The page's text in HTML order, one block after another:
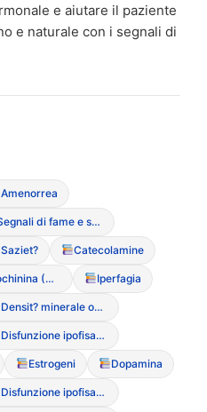
e aiutare il paziente
e naturale con i segnali di
Amenorrea
Segnali di fame e saziet?
Saziet? Catecolamine
Colecistochinina (CCK) Iperfagia
Densit? minerale ossea (MOC)
Disfunzione ipofisaria
Estrogeni Dopamina
Disfunzione ipofisaria